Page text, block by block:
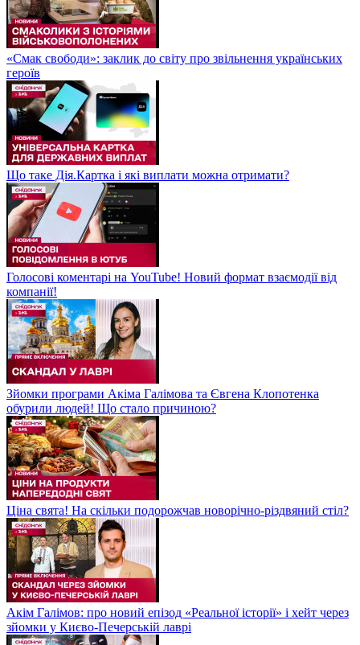
«Смак свободи»: заклик до світу про звільнення українських
героїв
Що таке Дія.Картка і які виплати можна отримати?
Голосові коментарі на YouTube! Новий формат взаємодії від
компанії!
Зйомки програми Акіма Галімова та Євгена Клопотенка
обурили людей! Що стало причиною?
Ціна свята! На скільки подорожчав новорічно-різдвяний стіл?
Акім Галімов: про новий епізод «Реальної історії» і хейт через
зйомки у Києво-Печерській лаврі